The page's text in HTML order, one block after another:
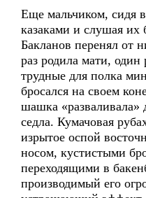
Еще мальчиком, сидя
казаками и слушая их
Бакланов перенял от
раз родила мати,
трудные для полка
бросался на своем
шашка «разваливала»
седла. Кумачовая
изрытое оспой
носом, кустистыми
переходящими в
производимый его